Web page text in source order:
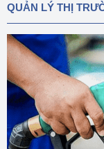
QUẢN LÝ THỊ